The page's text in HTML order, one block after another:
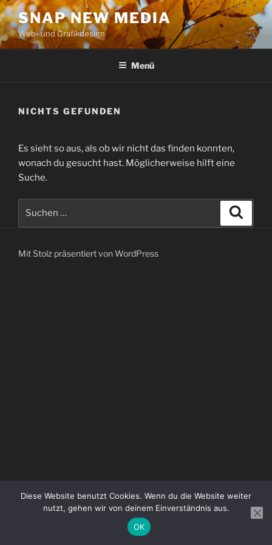
Zum
Inhalt
springen
SNAP NEW MEDIA
Web- und Grafikdesign
Menü
NICHTS GEFUNDEN
Es sieht so aus, als ob wir nicht das finden konnten,
wonach du gesucht hast. Möglicherweise hilft eine
Suche.
Mit Stolz präsentiert von WordPress
Diese Website benutzt Cookies. Wenn du die Website weiter
nutzt, gehen wir von deinem Einverständnis aus.
OK